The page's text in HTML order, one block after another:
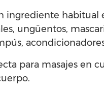
ingrediente habitual
ungüentos,
para masajes en